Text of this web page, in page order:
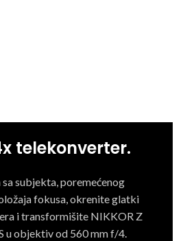
telekonverter.
subjekta, poremećenog
fokusa, okrenite glatki
i transformišite NIKKOR Z
u objektiv od 560 mm f/4.